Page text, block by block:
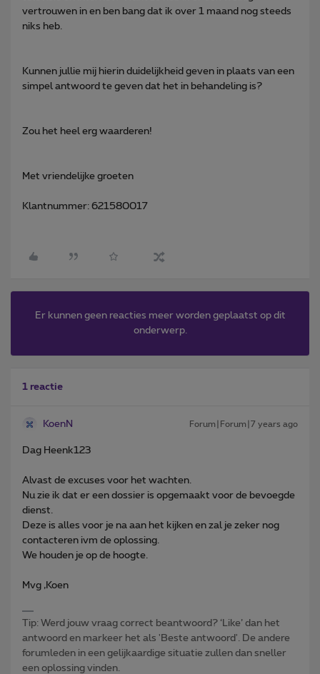
vertrouwen in en ben bang dat ik over 1 maand nog steeds
niks heb.
Kunnen jullie mij hierin duidelijkheid geven in plaats van een
simpel antwoord te geven dat het in behandeling is?
Zou het heel erg waarderen!
Met vriendelijke groeten
Klantnummer: 621580017
Er kunnen geen reacties meer worden geplaatst op dit
onderwerp.
1 reactie
KoenN Forum|Forum|7 years ago
Dag Heenk123
Alvast de excuses voor het wachten.
Nu zie ik dat er een dossier is opgemaakt voor de bevoegde
dienst.
Deze is alles voor je na aan het kijken en zal je zeker nog
contacteren ivm de oplossing.
We houden je op de hoogte.
Mvg ,Koen
Tip: Werd jouw vraag correct beantwoord? ‘Like’ dan het
antwoord en markeer het als 'Beste antwoord'. De andere
forumleden in een gelijkaardige situatie zullen dan sneller
een oplossing vinden.